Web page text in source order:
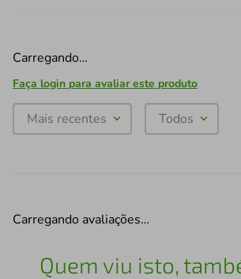
Carregando…
Faça login para avaliar este produto
Mais recentes Todos
Carregando avaliações…
Quem viu isto,